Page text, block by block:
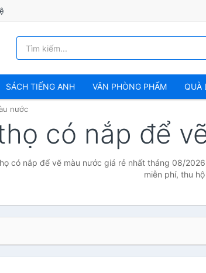
SÁCH TIẾNG ANH VĂN PHÒNG PHẨM QUÀ
nước
có nắp để
có nắp để vẽ màu nước giá rẻ nhất tháng 08/
miễn phí, thu